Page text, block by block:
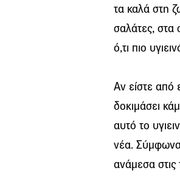
τα καλά στη
σαλάτες, στα
ό,τι πιο
Αν είστε από
δοκιμάσει
αυτό το
νέα. Σύμφωνα
ανάμεσα